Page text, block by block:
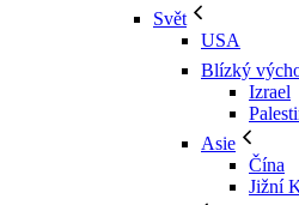
Svět
USA
Blízký
Izrael
Asie
Čína
Jižní